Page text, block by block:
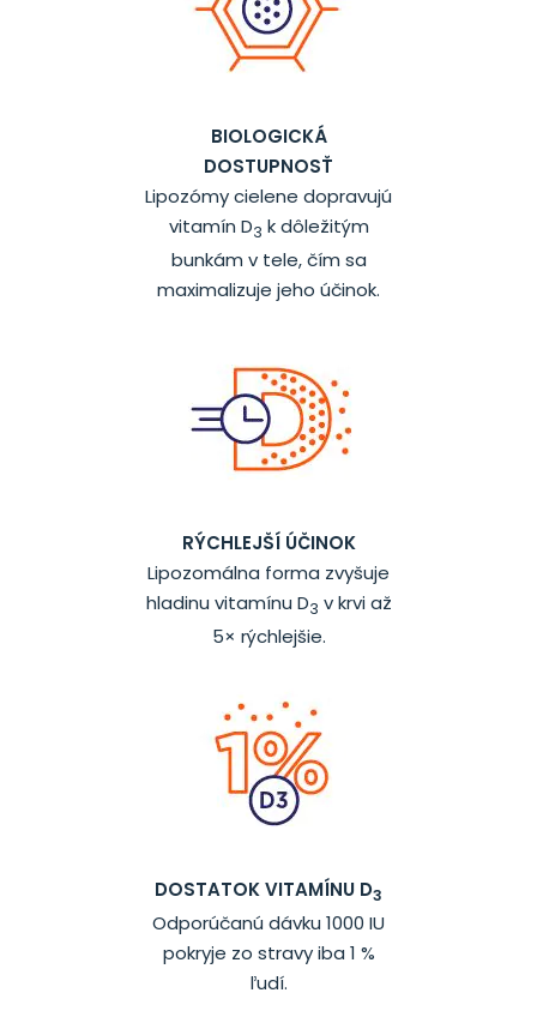
BIOLOGICKÁ
DOSTUPNOSŤ
Lipozómy cielene dopravujú
vitamín D3 k dôležitým
bunkám v tele, čím sa
maximalizuje jeho účinok.
RÝCHLEJŠÍ ÚČINOK
Lipozomálna forma zvyšuje
hladinu vitamínu D3 v krvi až
5× rýchlejšie.
DOSTATOK VITAMÍNU D3
Odporúčanú dávku 1000 IU
pokryje zo stravy iba 1 %
ľudí.